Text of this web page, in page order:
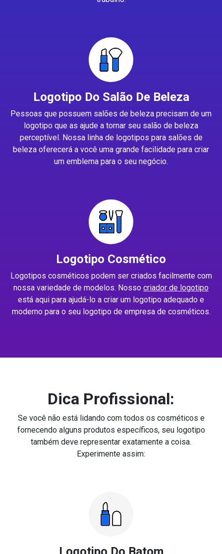
Logotipo Do Salão De Beleza
Pessoas que possuem salões de beleza precisam de um
logotipo que as ajude a tornar seu salão de beleza
perceptível. Nossa linha de logotipos para salões de
beleza oferecerá a você uma grande facilidade para criar
um emblema para o seu negócio.
Logotipo Cosmético
Logotipos cosméticos podem ser criados facilmente com
nossa variedade de modelos. Nosso criador de logotipo
está aqui para ajudá-lo a criar um logotipo adequado e
moderno para o seu logotipo de empresa de cosméticos.
Dica Profissional:
Se você não está lidando com todos os cosméticos e
fornecendo alguns produtos específicos, seu logotipo
também deve representar exatamente a coisa.
Experimente assim: